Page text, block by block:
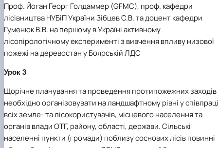
Проф. Йоган Георг Голдаммер (GFMC), проф. кафедри
лісівництва НУБіП України Зібцев С.В. та доцент кафедри
Гуменюк В.В. на першому в Україні активному
лісопірологічному експерименті з вивчення впливу низової
пожежі на деревостан у Боярській ЛДС
Урок 3
Щорічне планування та проведення протипожежних заходів
необхідно організовувати на ландшафтному рівні у співпраці
всіх земле- та лісокористувачів, місцевого населення та
органів влади ОТГ, району, області, держави. Сільські
населенні пункти (громади) поблизу соснових лісів повинні